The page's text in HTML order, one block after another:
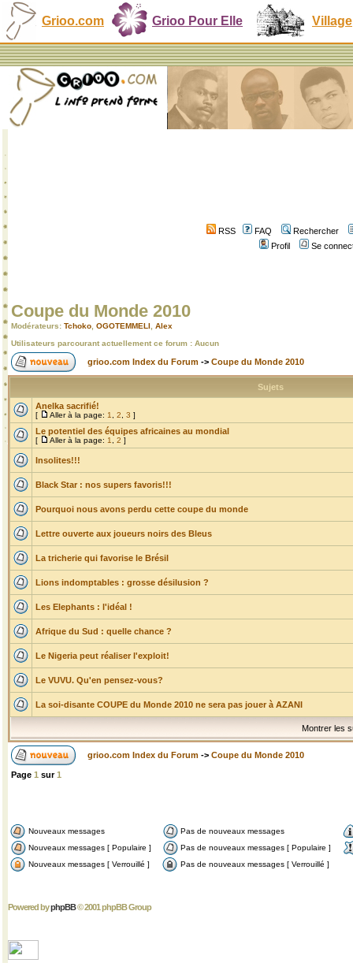
Grioo.com Grioo Pour Elle Village
RSS FAQ
Rechercher
Profil
Se
Coupe du Monde 2010
Modérateurs: Tchoko OGOTEMMELI Alex
Utilisateurs parcourant actuellement ce forum : Aucun
grioo.com Index du Forum -> Coupe du Monde 2010
Sujets
Anelka sacrifié!
[ Aller à la page: 1 2 3 ]
Le potentiel des équipes africaines au mondial
[ Aller à la page: 1 2 ]
Insolites!!!
Black Star : nos supers favoris!!!
Pourquoi nous avons perdu cette coupe du monde
Lettre ouverte aux joueurs noirs des Bleus
La tricherie qui favorise le Brésil
Lions indomptables : grosse désilusion ?
Les Elephants : l'idéal !
Afrique du Sud : quelle chance ?
Le Nigeria peut réaliser l'exploit!
Le VUVU. Qu'en pensez-vous?
La soi-disante COUPE du Monde 2010 ne sera pas jouer à AZANI
Montrer les
grioo.com Index du Forum -> Coupe du Monde 2010
Page 1 sur1
Nouveaux messages
Pas de nouveaux messages
Nouveaux messages [ Populaire ]
Pas de nouveaux messages [ Populaire ]
Nouveaux messages [ Verrouillé ]
Pas de nouveaux messages [ Verrouillé ]
Powered byphpBB© 2001 phpBB Group